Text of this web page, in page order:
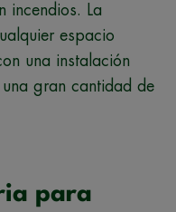
incendios. La
espacio
una instalación
gran cantidad de
para